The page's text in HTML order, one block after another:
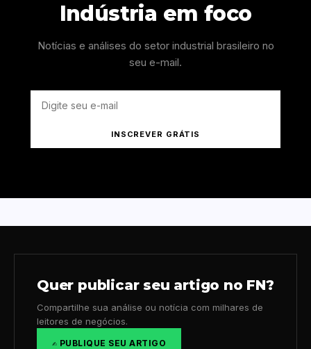
Indústria em foco
Notícias e análises do setor industrial brasileiro no
seu e-mail.
INSCREVER GRÁTIS
Quer publicar seu artigo no FN?
Compartilhe sua análise ou notícia com milhares de
leitores de negócios.
✍️ PUBLIQUE SEU ARTIGO